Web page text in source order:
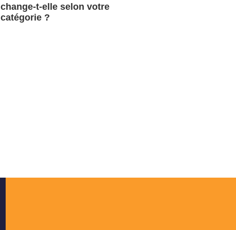
change-t-elle selon votre
catégorie ?